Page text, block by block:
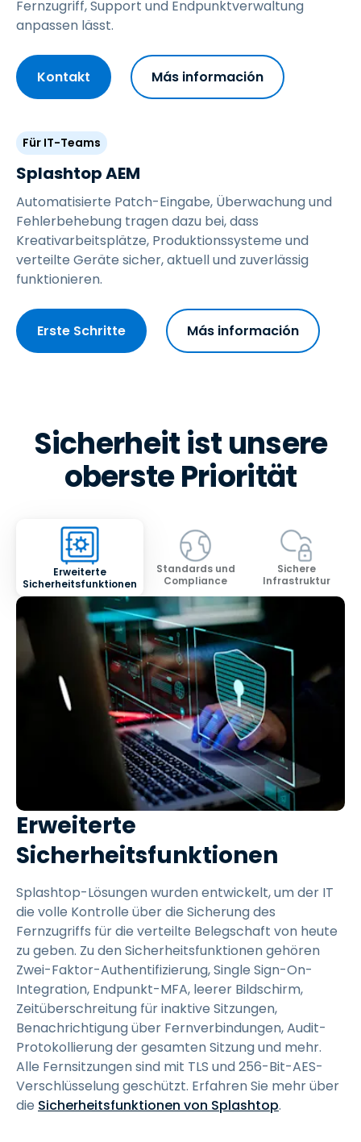
Fernzugriff, Support und Endpunktverwaltung
anpassen lässt.
Kontakt Más información
Für IT-Teams
Splashtop AEM
Automatisierte Patch-Eingabe, Überwachung und
Fehlerbehebung tragen dazu bei, dass
Kreativarbeitsplätze, Produktionssysteme und
verteilte Geräte sicher, aktuell und zuverlässig
funktionieren.
Erste Schritte Más información
Sicherheit ist unsere
oberste Priorität
Erweiterte
Sicherheitsfunktionen
Standards und
Compliance
Sichere
Infrastruktur
Erweiterte
Sicherheitsfunktionen
Splashtop-Lösungen wurden entwickelt, um der IT
die volle Kontrolle über die Sicherung des
Fernzugriffs für die verteilte Belegschaft von heute
zu geben. Zu den Sicherheitsfunktionen gehören
Zwei-Faktor-Authentifizierung, Single Sign-On-
Integration, Endpunkt-MFA, leerer Bildschirm,
Zeitüberschreitung für inaktive Sitzungen,
Benachrichtigung über Fernverbindungen, Audit-
Protokollierung der gesamten Sitzung und mehr.
Alle Fernsitzungen sind mit TLS und 256-Bit-AES-
Verschlüsselung geschützt. Erfahren Sie mehr über
die Sicherheitsfunktionen von Splashtop.